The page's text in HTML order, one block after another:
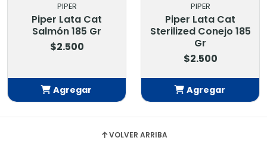
PIPER
Piper Lata Cat
Salmón 185 Gr
$2.500
Agregar
PIPER
Piper Lata Cat
Sterilized Conejo 185
Gr
$2.500
Agregar
VOLVER ARRIBA